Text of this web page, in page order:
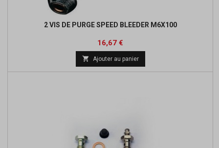
2 VIS DE PURGE SPEED BLEEDER M6X100
Prix
16,67 €
 Ajouter au panier